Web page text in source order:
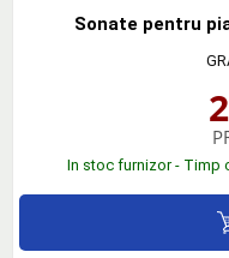
Sonate pentru
In stoc furnizor - Timp